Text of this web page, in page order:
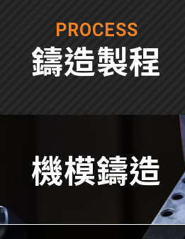
PROCESS
鑄造製程
機模鑄造